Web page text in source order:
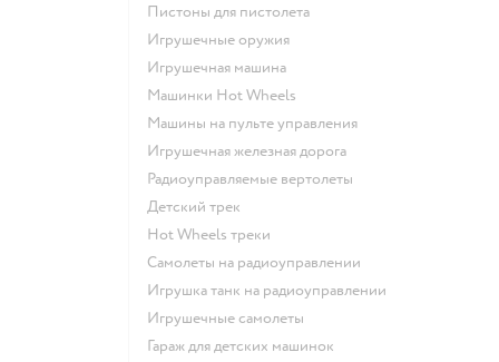
Пистоны для пистолета
Игрушечные оружия
Игрушечная машина
Машинки Hot Wheels
Машины на пульте управления
Игрушечная железная дорога
Радиоуправляемые вертолеты
Детский трек
Hot Wheels треки
Самолеты на радиоуправлении
Игрушка танк на радиоуправлении
Игрушечные самолеты
Гараж для детских машинок